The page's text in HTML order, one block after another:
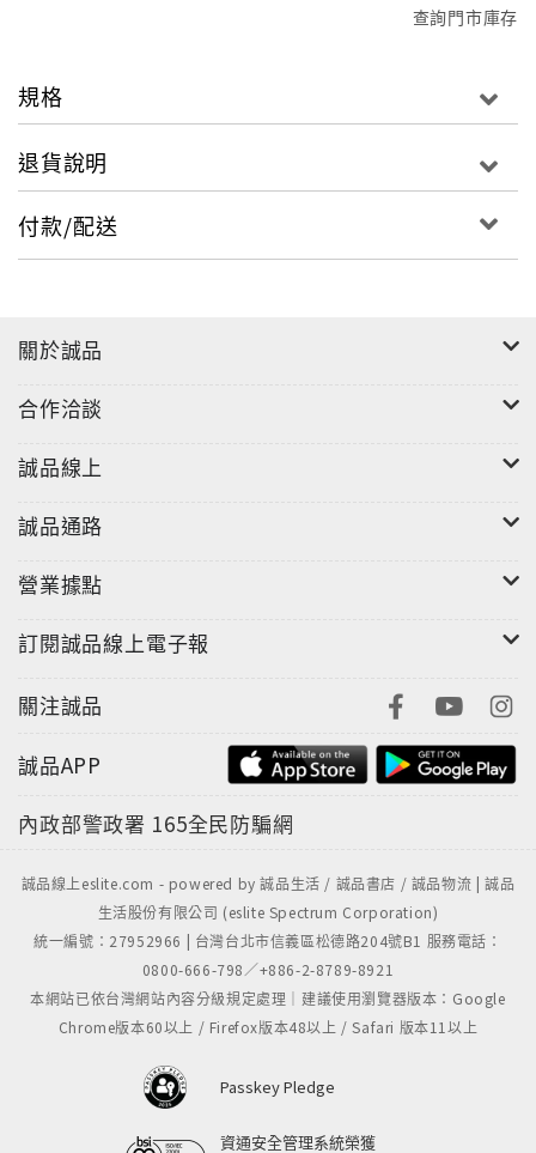
查詢門市庫存
規格
退貨說明
付款/配送
關於誠品
合作洽談
誠品線上
誠品通路
營業據點
訂閱誠品線上電子報
關注誠品
誠品APP
內政部警政署 165全民防騙網
誠品線上eslite.com - powered by 誠品生活 / 誠品書店 / 誠品物流 | 誠品
生活股份有限公司 (eslite Spectrum Corporation)
統一編號：27952966 | 台灣台北市信義區松德路204號B1 服務電話：
0800-666-798／+886-2-8789-8921
本網站已依台灣網站內容分級規定處理｜建議使用瀏覽器版本：Google
Chrome版本60以上 / Firefox版本48以上 / Safari 版本11以上
Passkey Pledge
資通安全管理系統榮獲